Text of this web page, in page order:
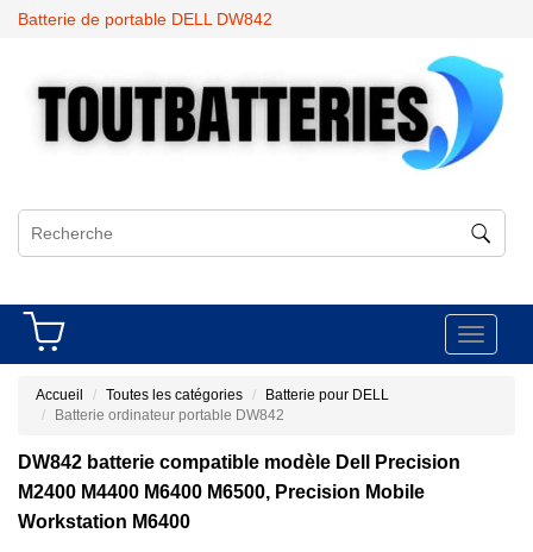
Batterie de portable DELL DW842
Toggle
Accueil Toutes les catégories
Batterie pour DELL
Batterie ordinateur portable DW842
DW842 batterie compatible modèle Dell Precision
M2400 M4400 M6400 M6500, Precision Mobile
Workstation M6400